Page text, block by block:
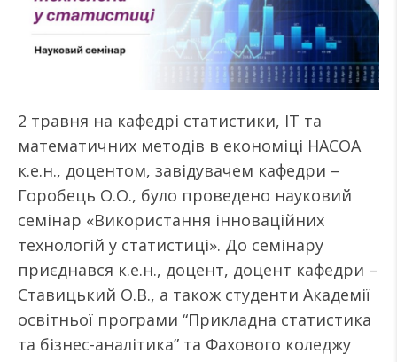
2 травня на кафедрі статистики, ІТ та
математичних методів в економіці НАСОА
к.е.н., доцентом, завідувачем кафедри –
Горобець О.О., було проведено науковий
семінар «Використання інноваційних
технологій у статистиці». До семінару
приєднався к.е.н., доцент, доцент кафедри –
Ставицький О.В., а також студенти Академії
освітньої програми “Прикладна статистика
та бізнес-аналітика” та Фахового коледжу